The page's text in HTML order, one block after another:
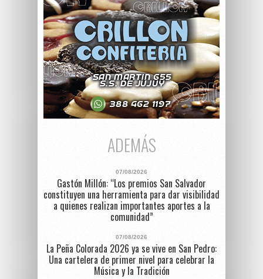
ADEMÁS
07/08/2026
Gastón Millón: “Los premios San Salvador
constituyen una herramienta para dar visibilidad
a quienes realizan importantes aportes a la
comunidad”
07/08/2026
La Peña Colorada 2026 ya se vive en San Pedro:
Una cartelera de primer nivel para celebrar la
Música y la Tradición